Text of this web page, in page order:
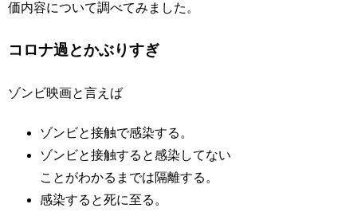
価内容について調べてみました。
コロナ過とかぶりすぎ
ゾンビ映画と言えば
ゾンビと接触で感染する。
ゾンビと接触すると感染してない
ことがわかるまでは隔離する。
感染すると死に至る。